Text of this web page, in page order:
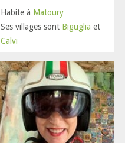
Habite à Matoury
Ses villages sont Biguglia et
Calvi